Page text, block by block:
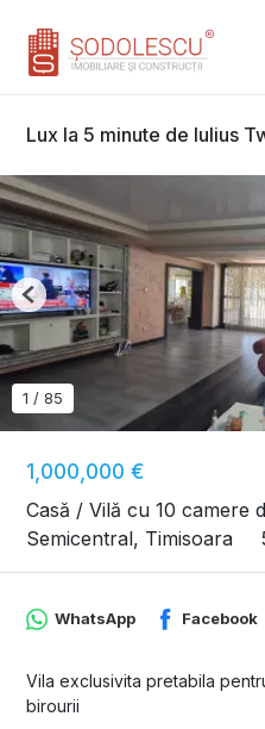
Lux la 5 minute de Iulius
1,000,000 €
Casă / Vilă cu 10 camere
Semicentral, Timisoara
1 / 85
Previous
WhatsApp Facebook
Vila exclusivita pretabila
birourii